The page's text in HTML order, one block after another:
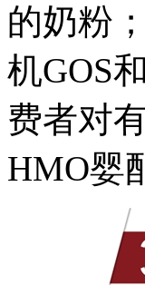
的奶粉
机GOS
费者对
HMO婴